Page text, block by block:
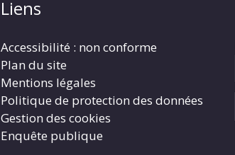
Liens
Accessibilité : non conforme
Plan du site
Mentions légales
Politique de protection des données
Gestion des cookies
Enquête publique